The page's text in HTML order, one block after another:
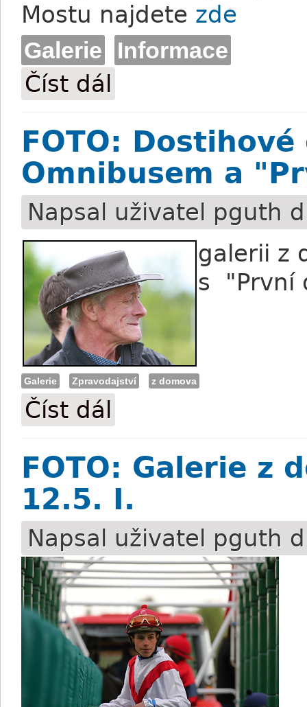
Mostu najdete zde
Galerie Informace
Číst dál
FOTO:
Omnibusem a
Napsal uživatel pguth
galerii z
s "První
Galerie Zpravodajství z domova
Číst dál
FOTO: Galerie z
12.5. I.
Napsal uživatel pguth